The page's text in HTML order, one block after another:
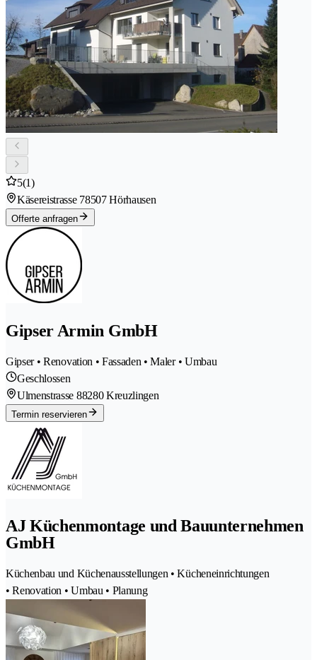
5(1)
Käsereistrasse 78507 Hörhausen
Offerte anfragen
Gipser Armin GmbH
Gipser • Renovation • Fassaden • Maler • Umbau
Geschlossen
Ulmenstrasse 88280 Kreuzlingen
Termin reservieren
AJ Küchenmontage und Bauunternehmen
GmbH
Küchenbau und Küchenausstellungen • Kücheneinrichtungen
• Renovation • Umbau • Planung